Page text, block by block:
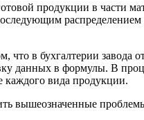
продукции в части
что в бухгалтерии завода
данных в формулы. В
каждого вида продукции.
вышеозначенные